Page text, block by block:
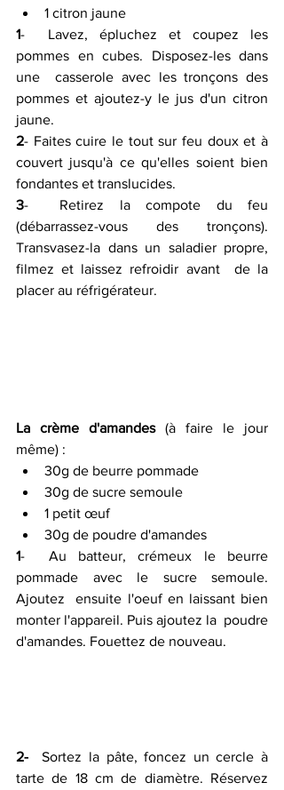
1 citron jaune
1-  Lavez, épluchez et coupez les
pommes en cubes. Disposez-les dans
une  casserole avec les tronçons des
pommes et ajoutez-y le jus d'un citron
jaune.
2- Faites cuire le tout sur feu doux et à
couvert jusqu'à ce qu'elles soient bien
fondantes et translucides.
3-  Retirez la compote du feu
(débarrassez-vous des tronçons).
Transvasez-la dans un saladier propre,
filmez et laissez refroidir avant  de la
placer au réfrigérateur.
La crème d'amandes (à faire le jour
même) :
30g de beurre pommade
30g de sucre semoule
1 petit œuf
30g de poudre d'amandes
1-  Au batteur, crémeux le beurre
pommade avec le sucre semoule.
Ajoutez  ensuite l'oeuf en laissant bien
monter l'appareil. Puis ajoutez la  poudre
d'amandes. Fouettez de nouveau.
2-
  Sortez la pâte, foncez un cercle à
tarte de 18 cm de diamètre. Réservez